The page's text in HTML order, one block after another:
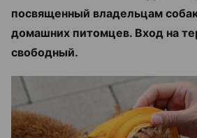
посвященный владельцам
домашних питомцев. Вход на
свободный.